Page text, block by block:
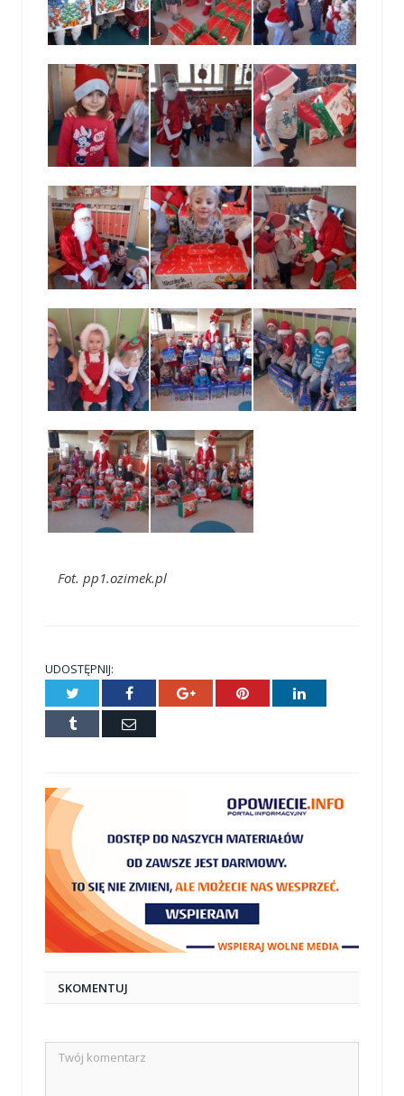
Fot. pp1.ozimek.pl
UDOSTĘPNIJ:
Twitter Facebook Google+ Pinterest LinkedIn
Tumblr
E-
SKOMENTUJ